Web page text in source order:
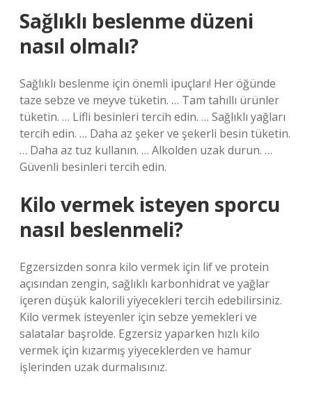
Sağlıklı beslenme düzeni
nasıl olmalı?
Sağlıklı beslenme için önemli ipuçları! Her öğünde
taze sebze ve meyve tüketin. … Tam tahıllı ürünler
tüketin. … Lifli besinleri tercih edin. … Sağlıklı yağları
tercih edin. … Daha az şeker ve şekerli besin tüketin.
… Daha az tuz kullanın. … Alkolden uzak durun. …
Güvenli besinleri tercih edin.
Kilo vermek isteyen sporcu
nasıl beslenmeli?
Egzersizden sonra kilo vermek için lif ve protein
açısından zengin, sağlıklı karbonhidrat ve yağlar
içeren düşük kalorili yiyecekleri tercih edebilirsiniz.
Kilo vermek isteyenler için sebze yemekleri ve
salatalar başrolde. Egzersiz yaparken hızlı kilo
vermek için kızarmış yiyeceklerden ve hamur
işlerinden uzak durmalısınız.